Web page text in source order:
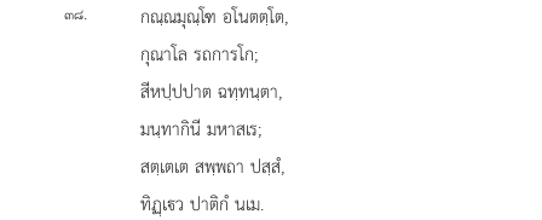
๓๘.
กณฺณมุณฺโฑ อโนตตฺโต,
กุณาโล รถการโก;
สีหปฺปปาต ฉทฺทนฺตา,
มนฺทากินี มหาสเร;
สตฺเตเต สพฺพถา ปสฺสํ,
ทิฏฺเว ปาติกํ นเม.